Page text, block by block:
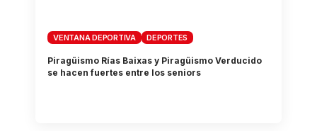
VENTANA DEPORTIVA DEPORTES
Piragüismo Rías Baixas y Piragüismo Verducido
se hacen fuertes entre los seniors